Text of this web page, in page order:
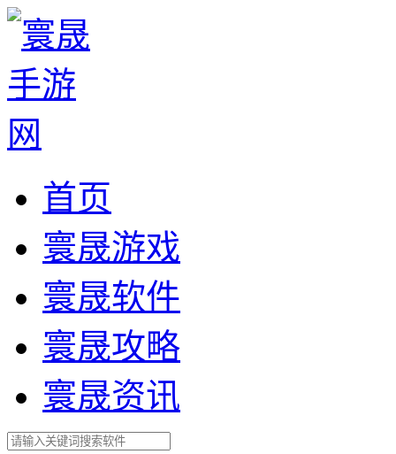
首页
寰晟游戏
寰晟软件
寰晟攻略
寰晟资讯